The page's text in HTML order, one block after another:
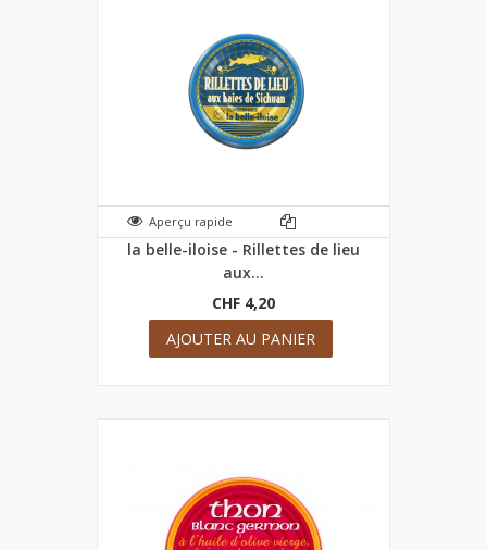
Aperçu rapide
la belle-iloise - Rillettes de lieu
aux...
CHF 4,20
AJOUTER AU PANIER